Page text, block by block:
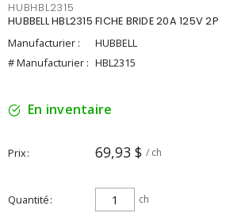
HUBHBL2315
HUBBELL HBL2315 FICHE BRIDE 20A 125V 2P
Manufacturier :
HUBBELL
# Manufacturier : HBL2315
En inventaire
Prix 69,93 $ / ch
Quantité ch